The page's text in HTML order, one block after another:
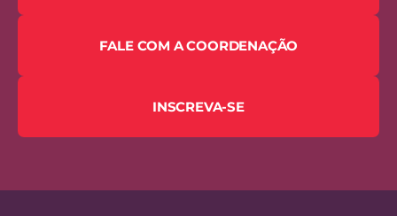
FALE COM A COORDENAÇÃO
INSCREVA-SE